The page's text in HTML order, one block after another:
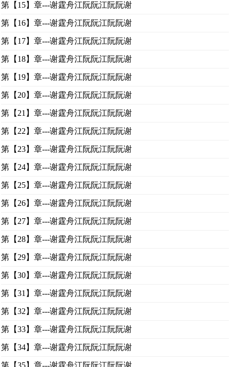
第【15】章---谢霆舟江阮阮江阮阮谢
第【16】章---谢霆舟江阮阮江阮阮谢
第【17】章---谢霆舟江阮阮江阮阮谢
第【18】章---谢霆舟江阮阮江阮阮谢
第【19】章---谢霆舟江阮阮江阮阮谢
第【20】章---谢霆舟江阮阮江阮阮谢
第【21】章---谢霆舟江阮阮江阮阮谢
第【22】章---谢霆舟江阮阮江阮阮谢
第【23】章---谢霆舟江阮阮江阮阮谢
第【24】章---谢霆舟江阮阮江阮阮谢
第【25】章---谢霆舟江阮阮江阮阮谢
第【26】章---谢霆舟江阮阮江阮阮谢
第【27】章---谢霆舟江阮阮江阮阮谢
第【28】章---谢霆舟江阮阮江阮阮谢
第【29】章---谢霆舟江阮阮江阮阮谢
第【30】章---谢霆舟江阮阮江阮阮谢
第【31】章---谢霆舟江阮阮江阮阮谢
第【32】章---谢霆舟江阮阮江阮阮谢
第【33】章---谢霆舟江阮阮江阮阮谢
第【34】章---谢霆舟江阮阮江阮阮谢
第【35】章---谢霆舟江阮阮江阮阮谢